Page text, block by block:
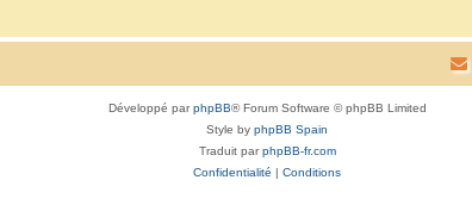
Développé parphpBB® Forum Software © phpBB Limited
Style by phpBB Spain
Traduit parphpBB-fr.com
Confidentialité
Conditions